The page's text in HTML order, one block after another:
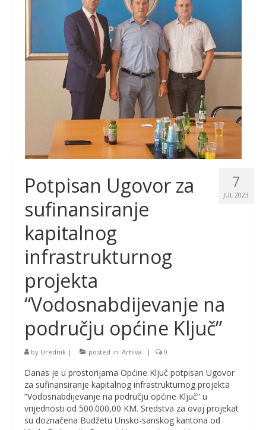
7
JUL 2023
Potpisan Ugovor za
sufinansiranje
kapitalnog
infrastrukturnog
projekta
“Vodosnabdijevanje na
području općine Ključ”
by Urednik | posted in: Arhiva | 0
Danas je u prostorijama Općine Ključ potpisan Ugovor
za sufinansiranje kapitalnog infrastrukturnog projekta
“Vodosnabdijevanje na području općine Ključ” u
vrijednosti od 500.000,00 KM. Sredstva za ovaj projekat
su doznačena Budžetu Unsko-sanskog kantona od